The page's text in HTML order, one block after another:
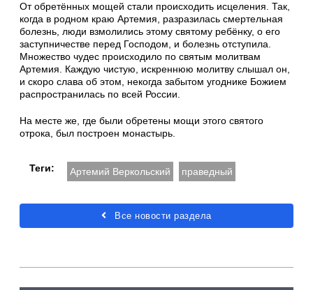
От обретённых мощей стали происходить исцеления. Так,
когда в родном краю Артемия, разразилась смертельная
болезнь, люди взмолились этому святому ребёнку, о его
заступничестве перед Господом, и болезнь отступила.
Множество чудес происходило по святым молитвам
Артемия. Каждую чистую, искреннюю молитву слышал он,
и скоро слава об этом, некогда забытом угоднике Божием
распространилась по всей России.
На месте же, где были обретены мощи этого святого
отрока, был построен монастырь.
Теги: Артемий Веркольский праведный
Все новости раздела